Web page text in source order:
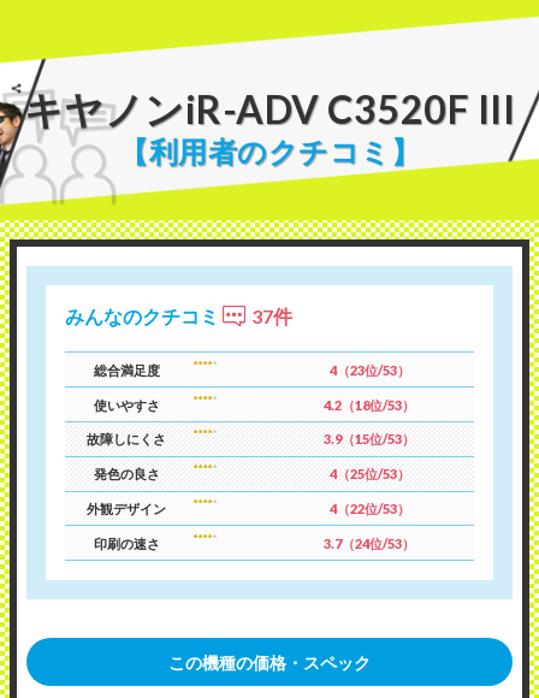
キヤノンiR-ADV C3520F III
【利用者のクチコミ】
みんなのクチコミ 37件
総合満足度 4（23位/53）
使いやすさ 4.2（18位/53）
故障しにくさ 3.9（15位/53）
発色の良さ 4（25位/53）
外観デザイン 4（22位/53）
印刷の速さ 3.7（24位/53）
この機種の価格・スペック